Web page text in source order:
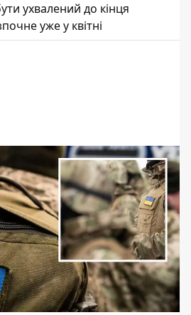
ухвалений до кінця
уже у квітні